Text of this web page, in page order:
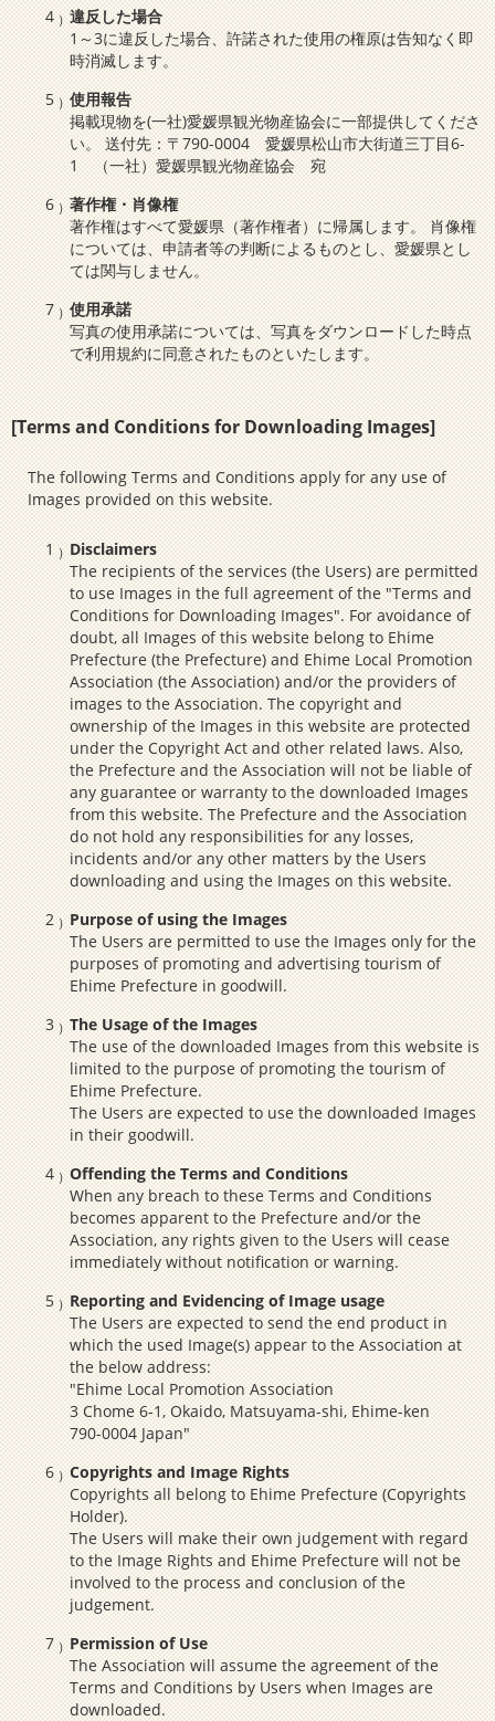
違反した場合
1～3に違反した場合、許諾された使用の権原は告知なく即
時消滅します。
使用報告
掲載現物を(一社)愛媛県観光物産協会に一部提供してくださ
い。 送付先：〒790-0004 愛媛県松山市大街道三丁目6-
1 （一社）愛媛県観光物産協会 宛
著作権・肖像権
著作権はすべて愛媛県（著作権者）に帰属します。 肖像権
については、申請者等の判断によるものとし、愛媛県とし
ては関与しません。
使用承諾
写真の使用承諾については、写真をダウンロードした時点
で利用規約に同意されたものといたします。
[Terms and Conditions for Downloading Images]
The following Terms and Conditions apply for any use of
Images provided on this website.
Disclaimers
The recipients of the services (the Users) are permitted
to use Images in the full agreement of the "Terms and
Conditions for Downloading Images". For avoidance of
doubt, all Images of this website belong to Ehime
Prefecture (the Prefecture) and Ehime Local Promotion
Association (the Association) and/or the providers of
images to the Association. The copyright and
ownership of the Images in this website are protected
under the Copyright Act and other related laws. Also,
the Prefecture and the Association will not be liable of
any guarantee or warranty to the downloaded Images
from this website. The Prefecture and the Association
do not hold any responsibilities for any losses,
incidents and/or any other matters by the Users
downloading and using the Images on this website.
Purpose of using the Images
The Users are permitted to use the Images only for the
purposes of promoting and advertising tourism of
Ehime Prefecture in goodwill.
The Usage of the Images
The use of the downloaded Images from this website is
limited to the purpose of promoting the tourism of
Ehime Prefecture.
The Users are expected to use the downloaded Images
in their goodwill.
Offending the Terms and Conditions
When any breach to these Terms and Conditions
becomes apparent to the Prefecture and/or the
Association, any rights given to the Users will cease
immediately without notification or warning.
Reporting and Evidencing of Image usage
The Users are expected to send the end product in
which the used Image(s) appear to the Association at
the below address:
"Ehime Local Promotion Association
3 Chome 6-1, Okaido, Matsuyama-shi, Ehime-ken
790-0004 Japan"
Copyrights and Image Rights
Copyrights all belong to Ehime Prefecture (Copyrights
Holder).
The Users will make their own judgement with regard
to the Image Rights and Ehime Prefecture will not be
involved to the process and conclusion of the
judgement.
Permission of Use
The Association will assume the agreement of the
Terms and Conditions by Users when Images are
downloaded.